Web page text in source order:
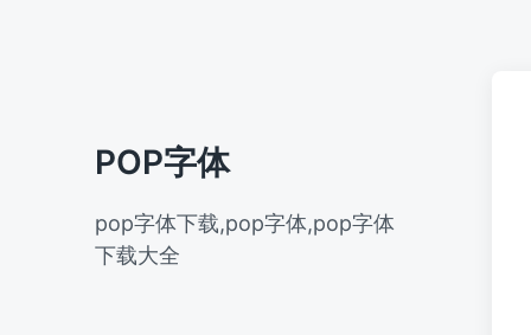
POP字体
pop字体下载,pop字体,pop字体
下载大全